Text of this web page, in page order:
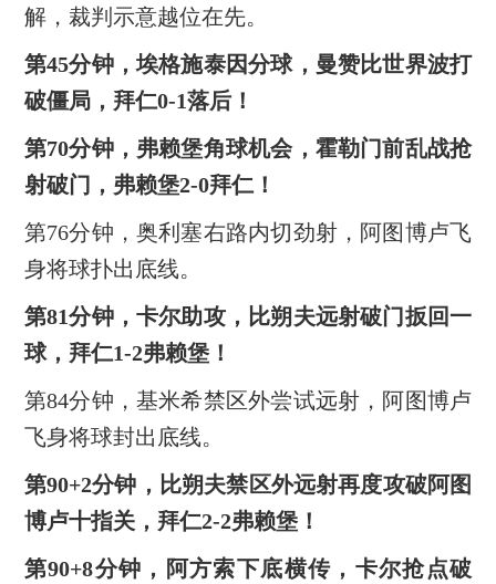
解，裁判示意越位在先。
第45分钟，埃格施泰因分球，曼赞比世界波打
破僵局，拜仁0-1落后！
第70分钟，弗赖堡角球机会，霍勒门前乱战抢
射破门，弗赖堡2-0拜仁！
第76分钟，奥利塞右路内切劲射，阿图博卢飞
身将球扑出底线。
第81分钟，卡尔助攻，比朔夫远射破门扳回一
球，拜仁1-2弗赖堡！
第84分钟，基米希禁区外尝试远射，阿图博卢
飞身将球封出底线。
第90+2分钟，比朔夫禁区外远射再度攻破阿图
博卢十指关，拜仁2-2弗赖堡！
第90+8分钟，阿方索下底横传，卡尔抢点破